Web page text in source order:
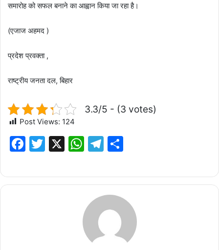
समारोह को सफल बनाने का आह्वान किया जा रहा है।
(एजाज अहमद )
प्रदेश प्रवक्ता ,
राष्ट्रीय जनता दल, बिहार
3.3/5 - (3 votes)
Post Views: 124
F
c
e
T
it
te
X
W
at
s
A
p
T
e
g
ra
ar
e